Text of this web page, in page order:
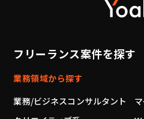
フリーランス案件を探す
業務領域から探す
業務/ビジネスコンサルタント